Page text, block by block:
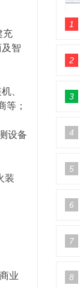
充
智
、
等；
设备
装
业
1
2
3
4
5
6
7
8